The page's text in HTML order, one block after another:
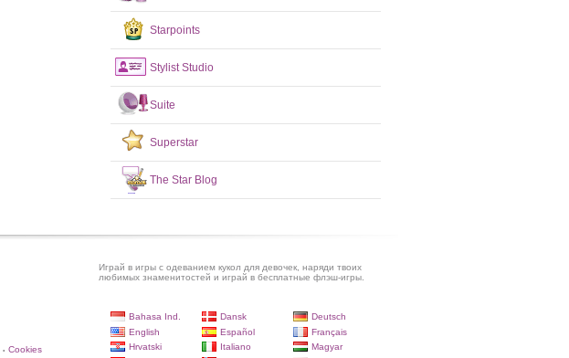
Starpoints
Stylist Studio
Suite
Superstar
The Star Blog
Играй в игры с одеванием кукол для девочек, наряди твоих
любимых знаменитостей и играй в бесплатные флэш-игры.
• Cookies
Bahasa Ind. Dansk
Deutsch
English
Español
Français
Hrvatski
Italiano
Magyar